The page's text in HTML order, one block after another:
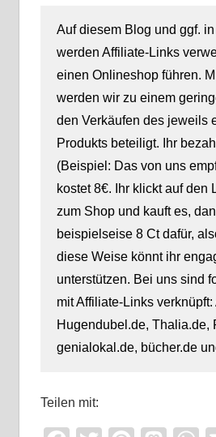
Auf diesem Blog und ggf.
werden Affiliate-Links
einen Onlineshop führen.
werden wir zu einem
den Verkäufen des jeweils
Produkts beteiligt. Ihr
(Beispiel: Das von uns
kostet 8€. Ihr klickt auf den
zum Shop und kauft es,
beispielseise 8 Ct dafür,
diese Weise könnt ihr
unterstützen. Bei uns sind
mit Affiliate-Links verknüpft:
Hugendubel.de, Thalia.de,
genialokal.de, bücher.de
Teilen mit: